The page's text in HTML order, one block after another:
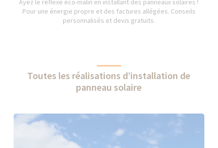
Ayez le réflexe éco-malin en installant des panneaux solaires !
Pour une énergie propre et des factures allégées. Conseils
personnalisés et devis gratuits.
Toutes les réalisations d’installation de
panneau solaire